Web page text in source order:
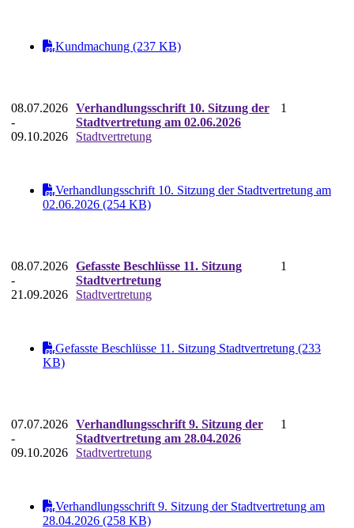
Kundmachung (237 KB)
08.07.2026
-
09.10.2026
Verhandlungsschrift 10. Sitzung der
Stadtvertretung am 02.06.2026
Stadtvertretung
1
Verhandlungsschrift 10. Sitzung der Stadtvertretung am
02.06.2026 (254 KB)
08.07.2026
-
21.09.2026
Gefasste Beschlüsse 11. Sitzung
Stadtvertretung
Stadtvertretung
1
Gefasste Beschlüsse 11. Sitzung Stadtvertretung (233
KB)
07.07.2026
-
09.10.2026
Verhandlungsschrift 9. Sitzung der
Stadtvertretung am 28.04.2026
Stadtvertretung
1
Verhandlungsschrift 9. Sitzung der Stadtvertretung am
28.04.2026 (258 KB)